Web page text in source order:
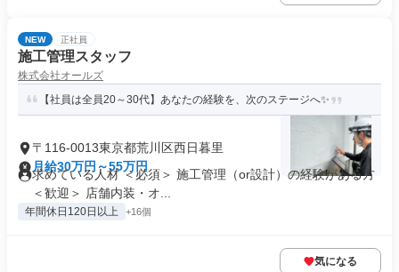
NEW 正社員
施工管理スタッフ
株式会社オールズ
【社員は全員20～30代】あなたの経験を、次のステージへ✨
〒116-0013東京都荒川区西日暮里
月給30万円～55万円
求めている人材 ＜必須＞ 施工管理（or設計）の経験がある方
＜歓迎＞ 店舗内装・オ...
年間休日120日以上 +16個
気になる